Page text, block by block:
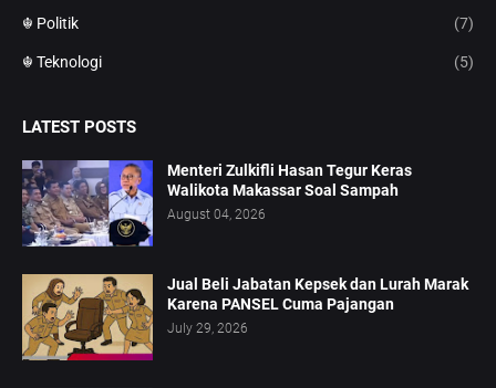
☬ Politik (7)
☬ Teknologi (5)
LATEST POSTS
Menteri Zulkifli Hasan Tegur Keras
Walikota Makassar Soal Sampah
August 04, 2026
Jual Beli Jabatan Kepsek dan Lurah Marak
Karena PANSEL Cuma Pajangan
July 29, 2026